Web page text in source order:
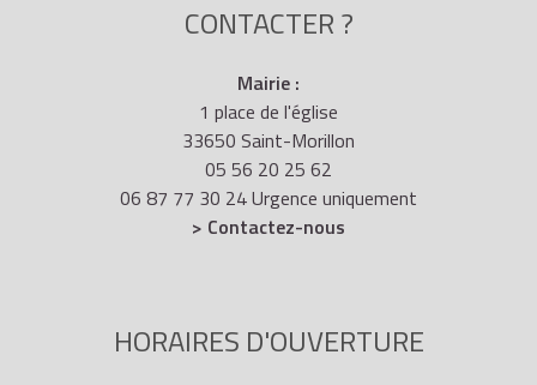
CONTACTER ?
Mairie :
1 place de l'église
33650 Saint-Morillon
05 56 20 25 62
06 87 77 30 24 Urgence uniquement
> Contactez-nous
HORAIRES D'OUVERTURE